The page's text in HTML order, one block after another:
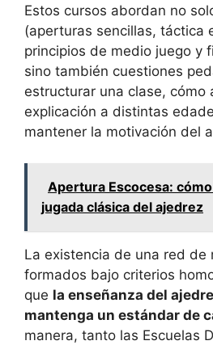
Estos cursos abordan no
(aperturas sencillas, táctica
principios de medio juego y
sino también cuestiones
estructurar una clase, cómo
explicación a distintas
mantener la motivación del
Apertura Escocesa:
jugada clásica del ajedrez
La existencia de una red de
formados bajo criterios
que la enseñanza del
mantenga un estándar de
manera, tanto las Escuelas